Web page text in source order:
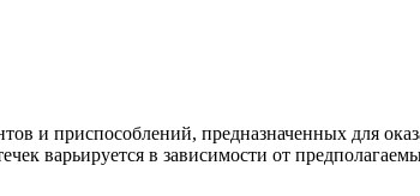
и приспособлений, предназначенных для
варьируется в зависимости от